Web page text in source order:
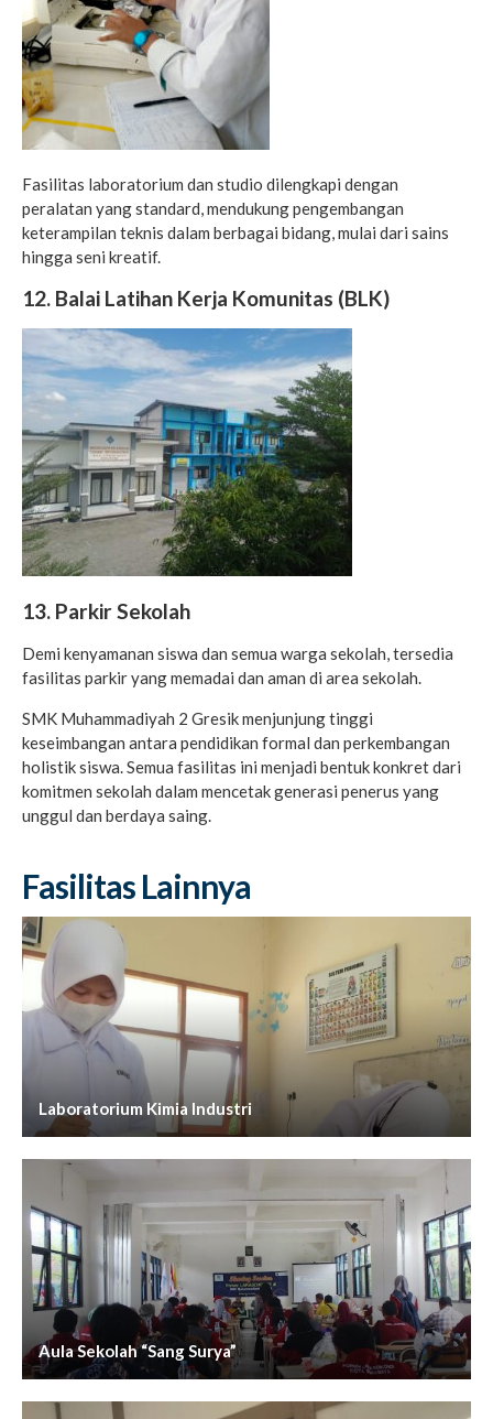
Fasilitas laboratorium dan studio dilengkapi dengan
peralatan yang standard, mendukung pengembangan
keterampilan teknis dalam berbagai bidang, mulai dari sains
hingga seni kreatif.
12. Balai Latihan Kerja Komunitas (BLK)
13. Parkir Sekolah
Demi kenyamanan siswa dan semua warga sekolah, tersedia
fasilitas parkir yang memadai dan aman di area sekolah.
SMK Muhammadiyah 2 Gresik menjunjung tinggi
keseimbangan antara pendidikan formal dan perkembangan
holistik siswa. Semua fasilitas ini menjadi bentuk konkret dari
komitmen sekolah dalam mencetak generasi penerus yang
unggul dan berdaya saing.
Fasilitas Lainnya
Laboratorium Kimia Industri
Aula Sekolah “Sang Surya”